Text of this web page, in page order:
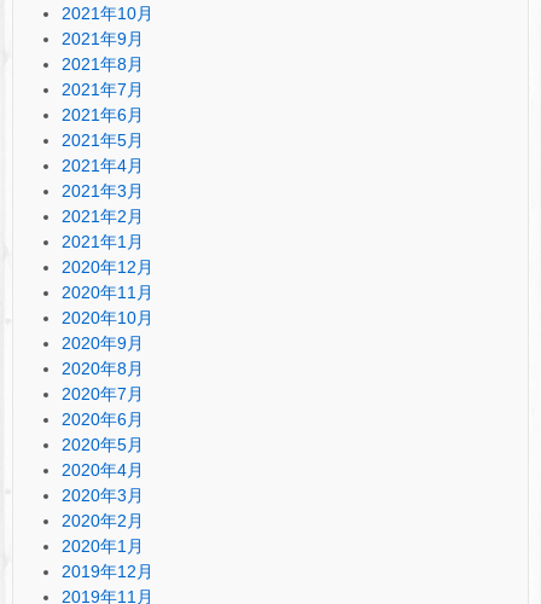
2021年10月
2021年9月
2021年8月
2021年7月
2021年6月
2021年5月
2021年4月
2021年3月
2021年2月
2021年1月
2020年12月
2020年11月
2020年10月
2020年9月
2020年8月
2020年7月
2020年6月
2020年5月
2020年4月
2020年3月
2020年2月
2020年1月
2019年12月
2019年11月